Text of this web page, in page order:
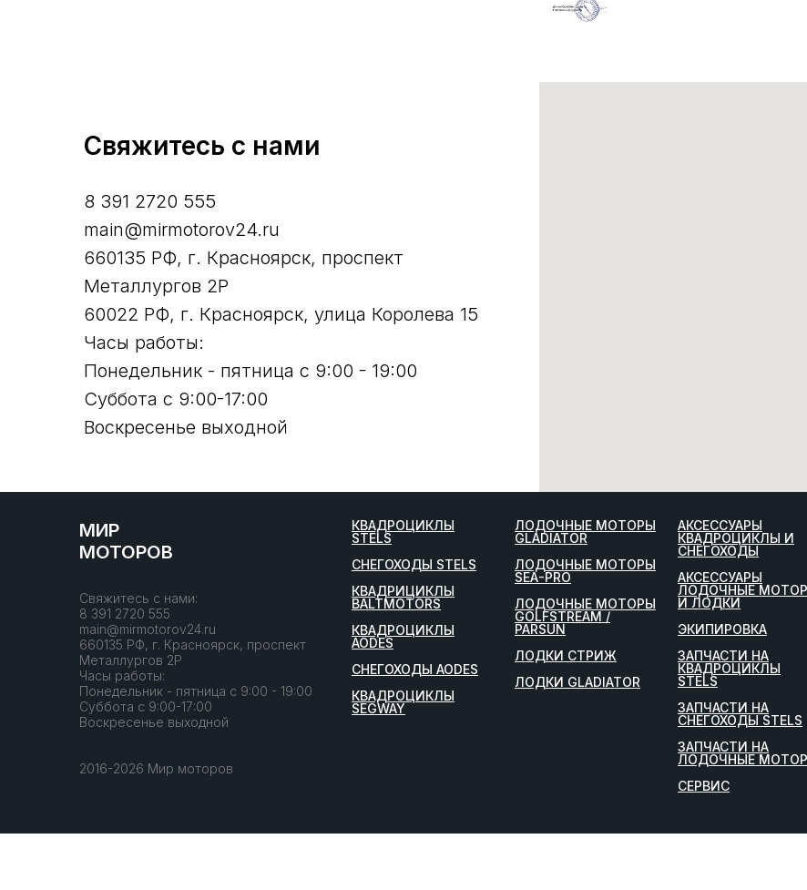
Свяжитесь с нами
8 391 2720 555
main@mirmotorov24.ru
660135 РФ, г. Красноярск, проспект
Металлургов 2Р
60022 РФ, г. Красноярск, улица Королева 15
Часы работы:
Понедельник - пятница с 9:00 - 19:00
Суббота с 9:00-17:00
Воскресенье выходной
МИР
МОТОРОВ
Свяжитесь с нами:
8 391 2720 555
main@mirmotorov24.ru
660135 РФ, г. Красноярск, проспект
Металлургов 2Р
Часы работы:
Понедельник - пятница с 9:00 - 19:00
Суббота с 9:00-17:00
Воскресенье выходной
2016-2026 Мир моторов
КВАДРОЦИКЛЫ
STELS
СНЕГОХОДЫ STELS
КВАДРИЦИКЛЫ
BALTMOTORS
КВАДРОЦИКЛЫ
AODES
СНЕГОХОДЫ AODES
КВАДРОЦИКЛЫ
SEGWAY
ЛОДОЧНЫЕ МОТОРЫ
GLADIATOR
ЛОДОЧНЫЕ МОТОРЫ
SEA-PRO
ЛОДОЧНЫЕ МОТОРЫ
GOLFSTREAM /
PARSUN
ЛОДКИ СТРИЖ
ЛОДКИ GLADIATOR
АКСЕССУАРЫ
КВАДРОЦИКЛЫ И
СНЕГОХОДЫ
АКСЕССУАРЫ
ЛОДОЧНЫЕ
И ЛОДКИ
ЭКИПИРОВКА
ЗАПЧАСТИ НА
КВАДРОЦИКЛЫ
STELS
ЗАПЧАСТИ НА
СНЕГОХОДЫ STELS
ЗАПЧАСТИ НА
ЛОДОЧНЫЕ
СЕРВИС